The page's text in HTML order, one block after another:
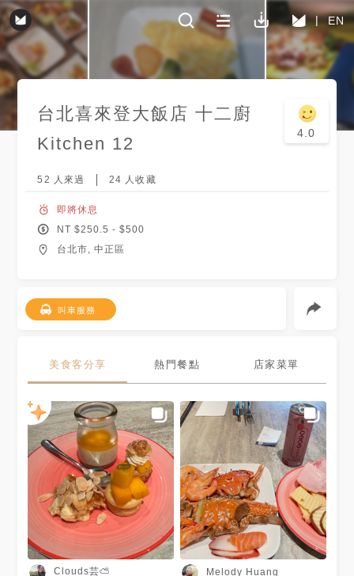
EN
台北喜來登大飯店 十二廚
Kitchen 12
4.0
52 人來過 24 人收藏
即將休息
NT $250.5 - $500
台北市, 中正區
叫車服務
美食客分享 熱門餐點 店家菜單
Clouds芸⛅ Melody Huang